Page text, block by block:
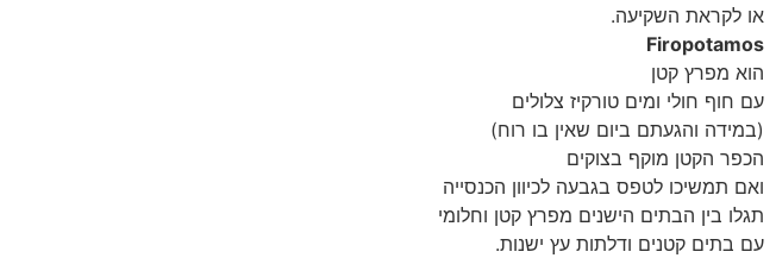
או לקראת השקיעה.
Firopotamos
הוא מפרץ קטן
עם חוף חולי ומים טורקיז צלולים
(במידה והגעתם ביום שאין בו רוח)
הכפר הקטן מוקף בצוקים
ואם תמשיכו לטפס בגבעה לכיוון הכנסייה
תגלו בין הבתים הישנים מפרץ קטן וחלומי
עם בתים קטנים ודלתות עץ ישנות.